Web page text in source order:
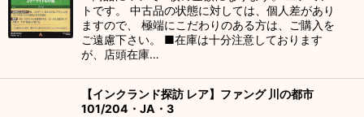
トです。 中古品の状態に対しては、個人差があり
ますので、 極端にこだわりのある方は、ご購入を
ご遠慮下さい。 ■在庫は十分注意しております
が、店頭在庫…
【インクランド探訪 レア】ファング 川の都市
101/204・JA・3